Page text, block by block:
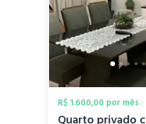
R$ 1.600,00 por mês